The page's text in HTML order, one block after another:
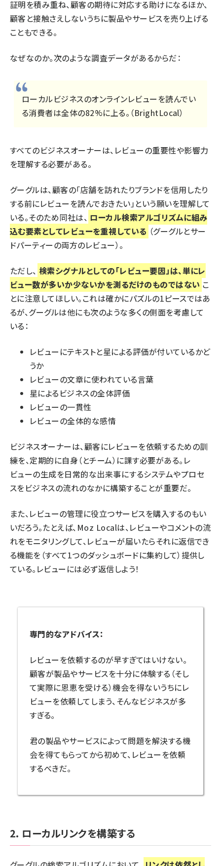
証明を積み重ね、顧客の期待に対応する助けになるほか、
顧客と接触さえしないうちに製品やサービスを売り上げる
こともできる。
なぜなのか。次のような調査データがあるからだ：
ローカルビジネスのオンラインレビューを読んでい
る消費者は全体の82%に上る。（BrightLocal）
すべてのビジネスオーナーは、レビューの重要性や影響力
を理解する必要がある。
グーグルは、顧客の「店舗を訪れたりブランドを信用したり
する前にレビューを読んでおきたい」という願いを理解して
いる。そのため同社は、 ローカル検索アルゴリズムに組み
込む要素としてレビューを重視している （グーグルとサー
ドパーティーの両方のレビュー）。
ただし、 検索シグナルとしての「レビュー要因」は、単にレ
ビュー数が多いか少ないかを測るだけのものではない こ
とに注意してほしい。これは確かにパズルの1ピースではあ
るが、グーグルは他にも次のような多くの側面を考慮して
いる：
レビューにテキストと星による評価が付いているかど
うか
レビューの文章に使われている言葉
星によるビジネスの全体評価
レビューの一貫性
レビューの全体的な感情
ビジネスオーナーは、顧客にレビューを依頼するための訓
練を、定期的に自身（とチーム）に課す必要がある。レ
ビューの生成を日常的な出来事にするシステムやプロセ
スをビジネスの流れのなかに構築することが重要だ。
また、レビューの管理に役立つサービスを購入するのもい
いだろう。たとえば、 Moz Localは、レビューやコメントの流
れをモニタリングして、レビューが届いたらそれに返信でき
る機能を（すべて1つのダッシュボードに集約して）提供し
ている。レビューには必ず返信しよう！
専門的なアドバイス：
レビューを依頼するのが早すぎてはいけない。
顧客が製品やサービスを十分に体験する（そし
て実際に恩恵を受ける）機会を得ないうちにレ
ビューを依頼してしまう、そんなビジネスが多
すぎる。
君の製品やサービスによって問題を解決する機
会を得てもらってから初めて、レビューを依頼
するべきだ。
2. ローカルリンクを構築する